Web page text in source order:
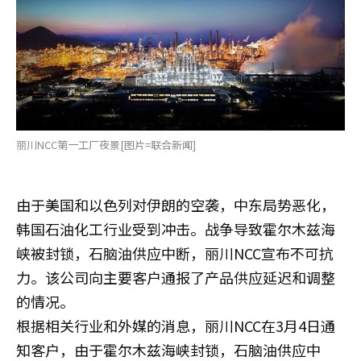
丽川NCC第一工厂夜景[图片=联合新闻]
由于美国和以色列对伊朗的空袭，中东局势恶化，
韩国石油化工行业受到冲击。战争导致霍尔木兹海
峡被封锁，石脑油供应中断，丽川NCC宣布不可抗
力。该公司向主要客户通报了产品供应延迟和调整
的情况。
根据相关行业和外媒的消息，丽川NCC在3月4日通
知客户，由于霍尔木兹海峡封锁，石脑油供应中